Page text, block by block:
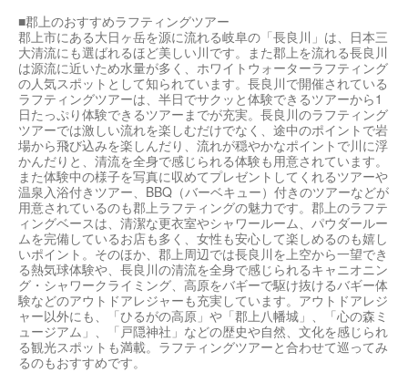
■郡上のおすすめラフティングツアー
郡上市にある大日ヶ岳を源に流れる岐阜の「長良川」は、日本三
大清流にも選ばれるほど美しい川です。また郡上を流れる長良川
は源流に近いため水量が多く、ホワイトウォーターラフティング
の人気スポットとして知られています。長良川で開催されている
ラフティングツアーは、半日でサクッと体験できるツアーから1
日たっぷり体験できるツアーまでが充実。長良川のラフティング
ツアーでは激しい流れを楽しむだけでなく、途中のポイントで岩
場から飛び込みを楽しんだり、流れが穏やかなポイントで川に浮
かんだりと、清流を全身で感じられる体験も用意されています。
また体験中の様子を写真に収めてプレゼントしてくれるツアーや
温泉入浴付きツアー、BBQ（バーベキュー）付きのツアーなどが
用意されているのも郡上ラフティングの魅力です。郡上のラフテ
ィングベースは、清潔な更衣室やシャワールーム、パウダールー
ムを完備しているお店も多く、女性も安心して楽しめるのも嬉し
いポイント。そのほか、郡上周辺では長良川を上空から一望でき
る熱気球体験や、長良川の清流を全身で感じられるキャニオニン
グ・シャワークライミング、高原をバギーで駆け抜けるバギー体
験などのアウトドアレジャーも充実しています。アウトドアレジ
ャー以外にも、「ひるがの高原」や「郡上八幡城」、「心の森ミ
ュージアム」、「戸隠神社」などの歴史や自然、文化を感じられ
る観光スポットも満載。ラフティングツアーと合わせて巡ってみ
るのもおすすめです。